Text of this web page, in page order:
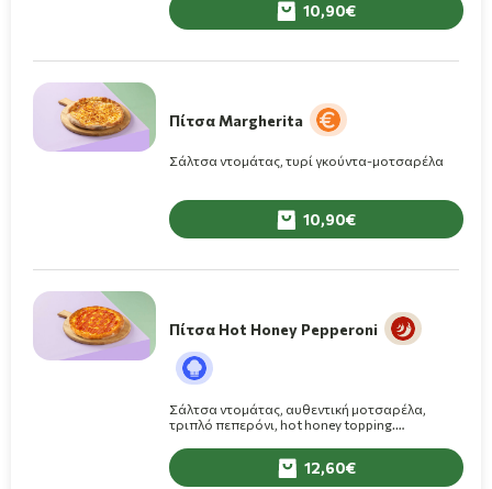
10,90
Πίτσα Margherita
Σάλτσα ντομάτας, τυρί γκούντα-μοτσαρέλα
10,90
Πίτσα Hot Honey Pepperoni
Σάλτσα ντομάτας, αυθεντική μοτσαρέλα,
τριπλό πεπερόνι, hot honey topping.
12,60